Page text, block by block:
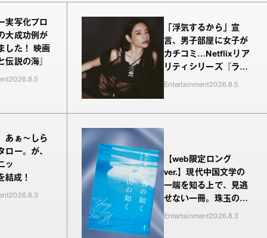
実写化プロ
大成功例が
した！ 映画
伝説の海』
2026.8.5
「浮気するから」宣
言、男子部屋に女子が
カチコミ…Netflixリア
リティシリーズ『ラヴ
上等』シーズン2、新
Entertainment2026.8.5
あぁ〜しら
ロー。が、
ッ
結成！
2026.8.3
【web限定ロング
ver.】現代中国文学の
一端を知る上で、見逃
せない一冊。珠玉の編
が並ぶ『雪の如く山の
Entertainment2026.8.3